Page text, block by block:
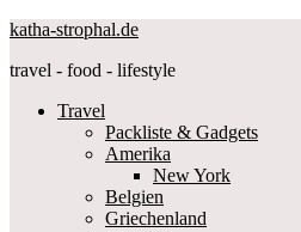
katha-strophal.de
travel - food - lifestyle
Travel
Packliste & Gadgets
Amerika
New York
Belgien
Griechenland